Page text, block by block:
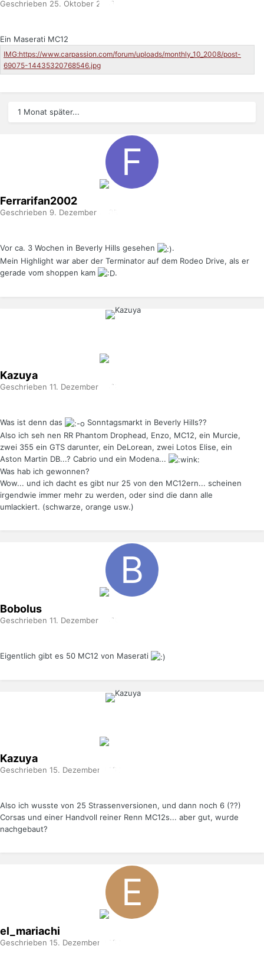
Geschrieben 25. Oktober 2008
Ein Maserati MC12
1 Monat später...
Ferrarifan2002
Geschrieben 9. Dezember 2008
Vor ca. 3 Wochen in Beverly Hills gesehen
.
Mein Highlight war aber der Terminator auf dem Rodeo Drive, als er
gerade vom shoppen kam
.
Kazuya
Geschrieben 11. Dezember 2008
Was ist denn das
Sonntagsmarkt in Beverly Hills??
Also ich seh nen RR Phantom Drophead, Enzo, MC12, ein Murcie,
zwei 355 ein GTS darunter, ein DeLorean, zwei Lotos Elise, ein
Aston Martin DB...? Cabrio und ein Modena...
Was hab ich gewonnen?
Wow... und ich dacht es gibt nur 25 von den MC12ern... scheinen
irgendwie immer mehr zu werden, oder sind die dann alle
umlackiert. (schwarze, orange usw.)
Bobolus
Geschrieben 11. Dezember 2008
Eigentlich gibt es 50 MC12 von Maserati
Kazuya
Geschrieben 15. Dezember 2008
Also ich wusste von 25 Strassenversionen, und dann noch 6 (??)
Corsas und einer Handvoll reiner Renn MC12s... aber gut, wurde
nachgebaut?
el_mariachi
Geschrieben 15. Dezember 2008